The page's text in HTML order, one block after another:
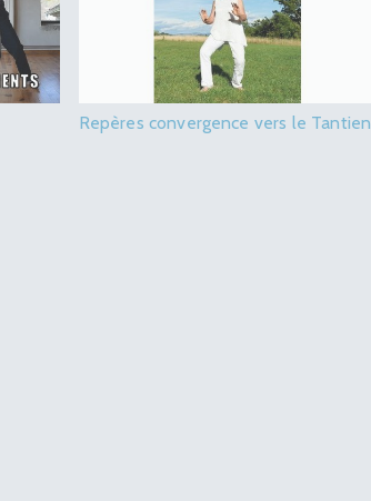
Repères convergence vers le Tantien